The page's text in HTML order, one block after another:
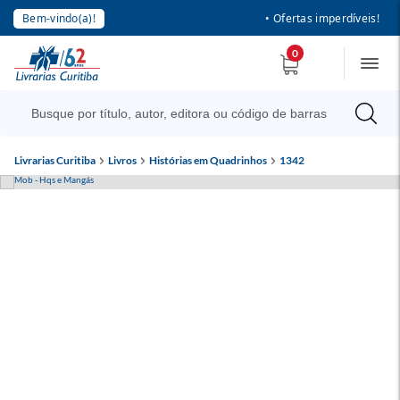
Bem-vindo(a)! • Ofertas imperdíveis!
0
Livrarias Curitiba Livros Histórias em Quadrinhos 1342